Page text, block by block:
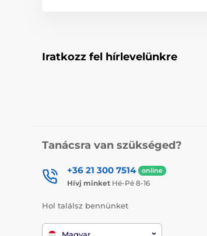
Iratkozz fel hírlevelünkre
Tanácsra van szükséged?
+36 21 300 7514 online
Hívj minket Hé-Pé 8-16
Hol találsz bennünket